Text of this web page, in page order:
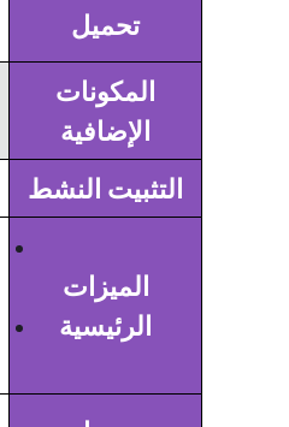
تحميل
المكونات
الإضافية
التثبيت النشط
الميزات
الرئيسية